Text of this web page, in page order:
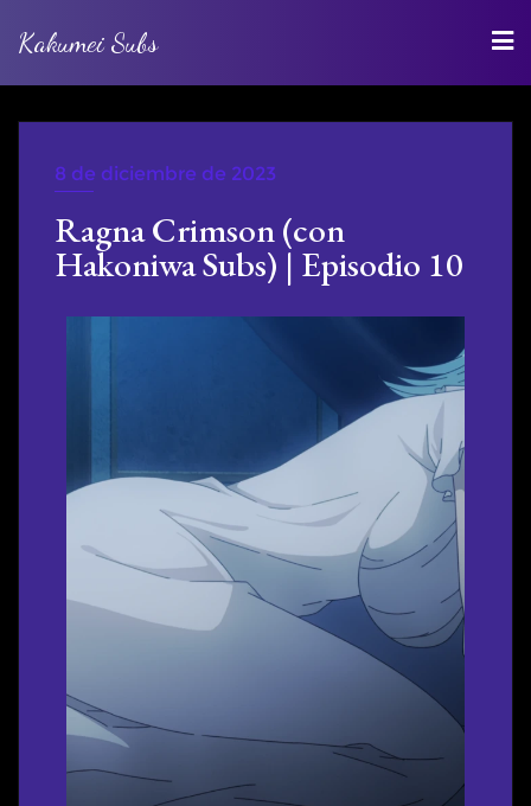
Kakumei Subs
WEBRIP
8 de diciembre de 2023
Ragna Crimson (con
Hakoniwa Subs) | Episodio 10